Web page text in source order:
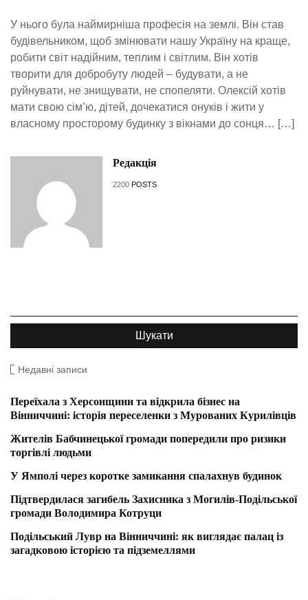
У нього була наймирніша професія на землі. Він став
будівельником, щоб змінювати нашу Україну на краще,
робити світ надійним, теплим і світлим. Він хотів
творити для добробуту людей – будувати, а не
руйнувати, не знищувати, не спопеляти. Олексій хотів
мати свою сім’ю, дітей, дочекатися онуків і жити у
власному просторому будинку з вікнами до сонця… […]
Редакція
2200 POSTS
Недавні записи
Переїхала з Херсонщини та відкрила бізнес на
Вінниччині: історія переселенки з Мурованих Курилівців
Жителів Бабчинецької громади попередили про ризики
торгівлі людьми
У Ямполі через коротке замикання спалахнув будинок
Підтвердилася загибель Захисника з Могилів-Подільської
громади Володимира Котруци
Подільський Лувр на Вінниччині: як виглядає палац із
загадковою історією та підземеллями